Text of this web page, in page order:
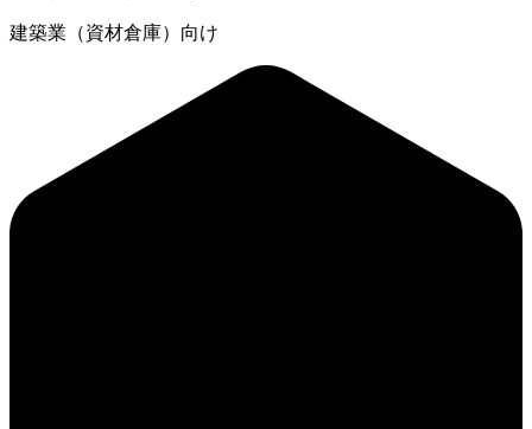
建築業（資材倉庫）向け